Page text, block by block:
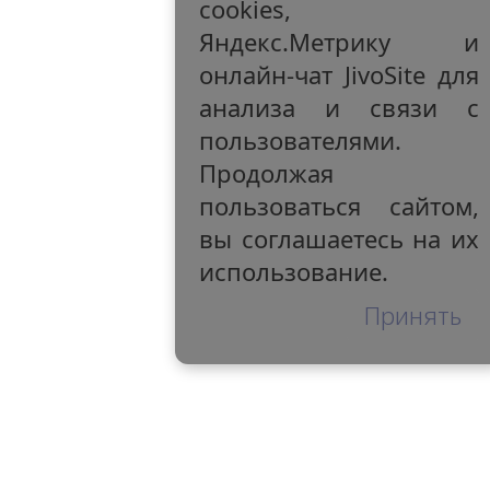
cookies,
Яндекс.Метрику и
онлайн-чат JivoSite для
анализа и связи с
пользователями.
Продолжая
пользоваться сайтом,
вы соглашаетесь на их
использование.
Принять